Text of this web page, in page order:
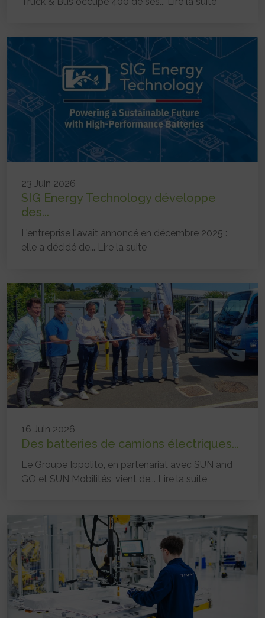
23 Juin 2026
SIG Energy Technology développe
des...
L'entreprise l'avait annoncé en décembre 2025 :
elle a décidé de... Lire la suite
16 Juin 2026
Des batteries de camions électriques...
Le Groupe Ippolito, en partenariat avec SUN and
GO et SUN Mobilités, vient de... Lire la suite